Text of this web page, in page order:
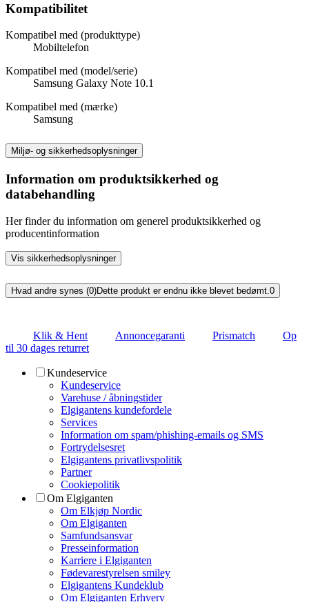
Kompatibilitet
Kompatibel med (produkttype)
Mobiltelefon
Kompatibel med (model/serie)
Samsung Galaxy Note 10.1
Kompatibel med (mærke)
Samsung
Miljø- og sikkerhedsoplysninger
Information om produktsikkerhed og
databehandling
Her finder du information om generel produktsikkerhed og
producentinformation
Vis sikkerhedsoplysninger
Hvad andre synes (0)Dette produkt er endnu ikke blevet bedømt. 0
Klik & Hent Annoncegaranti Prismatch
Op
til 30 dages returret
Kundeservice
Kundeservice
Varehuse / åbningstider
Elgigantens kundefordele
Services
Information om spam/phishing-emails og SMS
Fortrydelsesret
Elgigantens privatlivspolitik
Partner
Cookiepolitik
Om Elgiganten
Om Elkjøp Nordic
Om Elgiganten
Samfundsansvar
Presseinformation
Karriere i Elgiganten
Fødevarestyrelsen smiley
Elgigantens Kundeklub
Om Elgiganten Erhverv